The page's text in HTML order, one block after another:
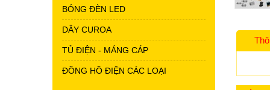
BÓNG ĐÈN LED
DÂY CUROA
TỦ ĐIỆN - MÁNG CÁP
ĐỒNG HỒ ĐIỆN CÁC LOẠI